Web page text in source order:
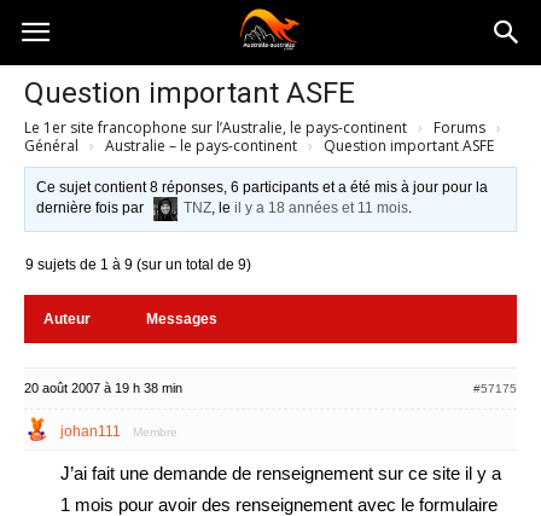
Australia-
australie.com
Question important ASFE
Le 1er site francophone sur l’Australie, le pays-continent › Forums ›
Général › Australie – le pays-continent › Question important ASFE
Ce sujet contient 8 réponses, 6 participants et a été mis à jour pour la
dernière fois par
TNZ, leil y a 18 années et 11 mois.
9 sujets de 1 à 9 (sur un total de 9)
Auteur Messages
20 août 2007 à 19 h 38 min #57175
johan111 Membre
J’ai fait une demande de renseignement sur ce site il y a
1 mois pour avoir des renseignement avec le formulaire